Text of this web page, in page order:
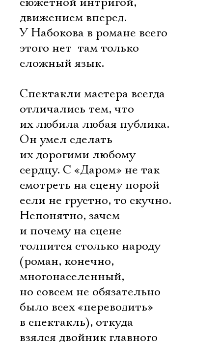
движением вперед.
У Набокова в романе всего
этого нет  там только
сложный язык.
Спектакли мастера всегда
отличались тем, что
их любила любая публика.
Он умел сделать
их дорогими любому
сердцу. С «Даром» не так 
смотреть на сцену порой
если не грустно, то скучно.
Непонятно, зачем
и почему на сцене
толпится столько народу
(роман, конечно,
многонаселенный,
но совсем не обязательно
было всех «переводить»
в спектакль), откуда
взялся двойник главного